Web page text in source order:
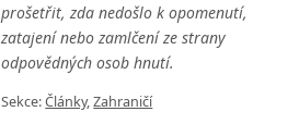
prošetřit, zda nedošlo k opomenutí,
zatajení nebo zamlčení ze strany
odpovědných osob hnutí.
Sekce:Články,Zahraničí